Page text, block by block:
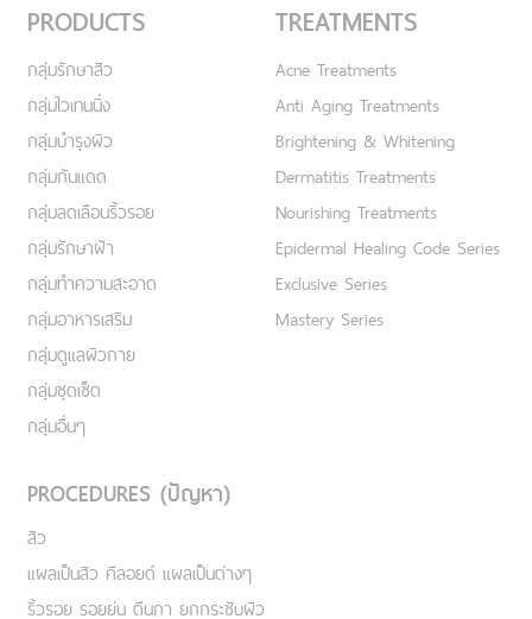
PRODUCTS
กลุ่มรักษาสิว
กลุ่มไวเทนนิ่ง
กลุ่มบำรุงผิว
กลุ่มกันแดด
กลุ่มลดเลือนริ้วรอย
กลุ่มรักษาฝ้า
กลุ่มทำความสะอาด
กลุ่มอาหารเสริม
กลุ่มดูแลผิวกาย
กลุ่มชุดเซ็ต
กลุ่มอื่นๆ
TREATMENTS
Acne Treatments
Anti Aging Treatments
Brightening & Whitening
Dermatitis Treatments
Nourishing Treatments
Epidermal Healing Code Series
Exclusive Series
Mastery Series
PROCEDURES (ปัญหา)
สิว
แผลเป็นสิว คีลอยด์ แผลเป็นต่างๆ
ริ้วรอย รอยย่น ตีนกา ยกกระชับผิว